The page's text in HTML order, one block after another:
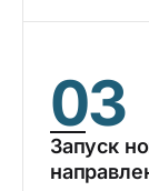
03
Запуск